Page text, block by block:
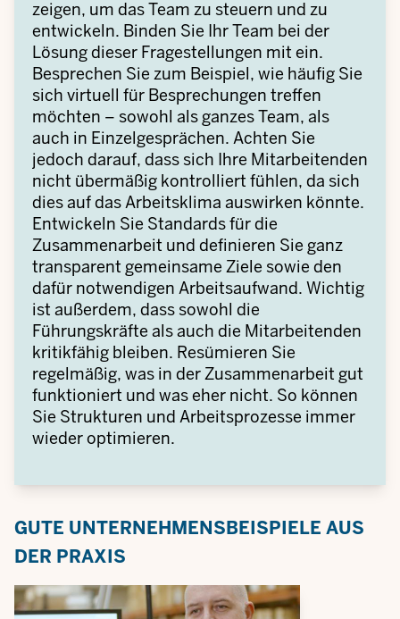
zeigen, um das Team zu steuern und zu
entwickeln. Binden Sie Ihr Team bei der
Lösung dieser Fragestellungen mit ein.
Besprechen Sie zum Beispiel, wie häufig Sie
sich virtuell für Besprechungen treffen
möchten – sowohl als ganzes Team, als
auch in Einzelgesprächen. Achten Sie
jedoch darauf, dass sich Ihre Mitarbeitenden
nicht übermäßig kontrolliert fühlen, da sich
dies auf das Arbeitsklima auswirken könnte.
Entwickeln Sie Standards für die
Zusammenarbeit und definieren Sie ganz
transparent gemeinsame Ziele sowie den
dafür notwendigen Arbeitsaufwand. Wichtig
ist außerdem, dass sowohl die
Führungskräfte als auch die Mitarbeitenden
kritikfähig bleiben. Resümieren Sie
regelmäßig, was in der Zusammenarbeit gut
funktioniert und was eher nicht. So können
Sie Strukturen und Arbeitsprozesse immer
wieder optimieren.
GUTE UNTERNEHMENSBEISPIELE AUS
DER PRAXIS